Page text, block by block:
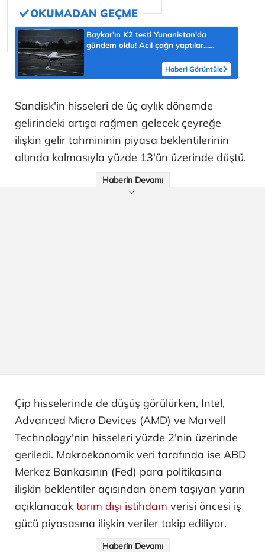
Baykar'ın K2 testi Yunanistan'da
gündem oldu! Acil çağrı yaptılar...
Haberi Görüntüle
Sandisk'in hisseleri de üç aylık dönemde
gelirindeki artışa rağmen gelecek çeyreğe
ilişkin gelir tahmininin piyasa beklentilerinin
altında kalmasıyla yüzde 13'ün üzerinde düştü.
Haberin Devamı
Çip hisselerinde de düşüş görülürken, Intel,
Advanced Micro Devices (AMD) ve Marvell
Technology'nin hisseleri yüzde 2'nin üzerinde
geriledi. Makroekonomik veri tarafında ise ABD
Merkez Bankasının (Fed) para politikasına
ilişkin beklentiler açısından önem taşıyan yarın
açıklanacak tarım dışı istihdam verisi öncesi iş
gücü piyasasına ilişkin veriler takip ediliyor.
Haberin Devamı